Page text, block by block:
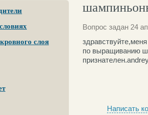
слоя
Вопрос задан 24
по выращиванию
Написать